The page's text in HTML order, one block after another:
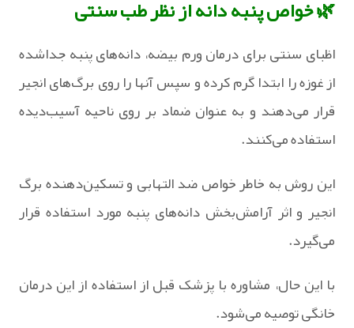
🌿 خواص پنبه‌ دانه از نظر طب سنتی
‏‏‏‏‏‏‏‏‏‏‏‏‏‏‏‏‏‏‏‏‏‏‏‏‏‏‏‏‏‏‏‏‏‏‏‏اظبای سنتی برای درمان ورم بیضه، دانه‌های پنبه جداشده
از غوزه را ابتدا گرم کرده و سپس آنها را روی برگ‌های انجیر
قرار می‌دهند و به عنوان ضماد بر روی ناحیه آسیب‌دیده
استفاده می‌کنند.
این روش به خاطر خواص ضد التهابی و تسکین‌دهنده برگ
انجیر و اثر آرامش‌بخش دانه‌های پنبه مورد استفاده قرار
می‌گیرد.
با این حال، مشاوره با پزشک قبل از استفاده از این درمان
خانگی توصیه می‌شود.